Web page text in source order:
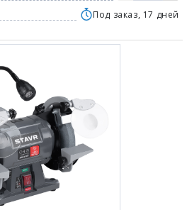
Под заказ, 17 дней